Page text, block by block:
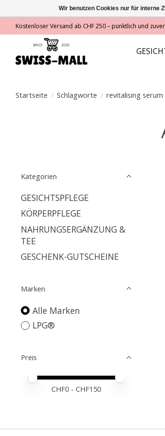
Kostenloser Versand ab CHF 250 – pünktlich und
Startseite / Schlagworte / revitalising serum
Kategorien
GESICHTSPFLEGE
KÖRPERPFLEGE
NAHRUNGSERGÄNZUNG &
TEE
GESCHENK-GUTSCHEINE
Marken
Alle Marken
LPG®
Preis
Preis – Mindestwert
Price maximum value
CHF0 - CHF150
Wir benutzen Cookies nur für interne